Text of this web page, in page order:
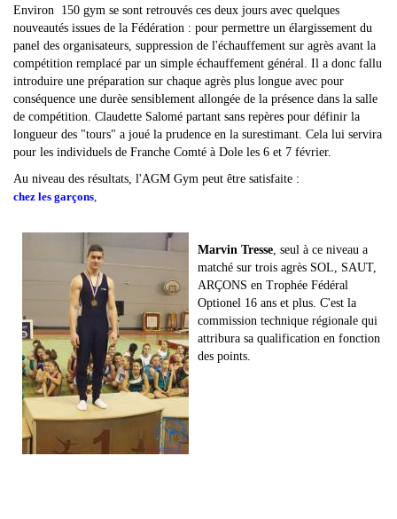
Environ 150 gym se sont retrouvés ces deux jours avec quelques
nouveautés issues de la Fédération : pour permettre un élargissement du
panel des organisateurs, suppression de l'échauffement sur agrès avant la
compétition remplacé par un simple échauffement général. Il a donc fallu
introduire une préparation sur chaque agrès plus longue avec pour
conséquence une durèe sensiblement allongée de la présence dans la salle
de compétition. Claudette Salomé partant sans repères pour définir la
longueur des "tours" a joué la prudence en la surestimant. Cela lui servira
pour les individuels de Franche Comté à Dole les 6 et 7 février.
Au niveau des résultats, l'AGM Gym peut être satisfaite :
chez les garçons
Marvin Tresse , seul à ce niveau a
matché sur trois agrès SOL, SAUT,
ARÇONS en Trophée Fédéral
Optionel 16 ans et plus. C'est la
commission technique régionale qui
attribura sa qualification en fonction
des points.